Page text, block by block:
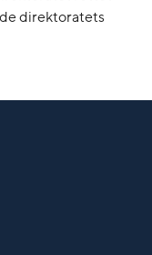
direktoratets